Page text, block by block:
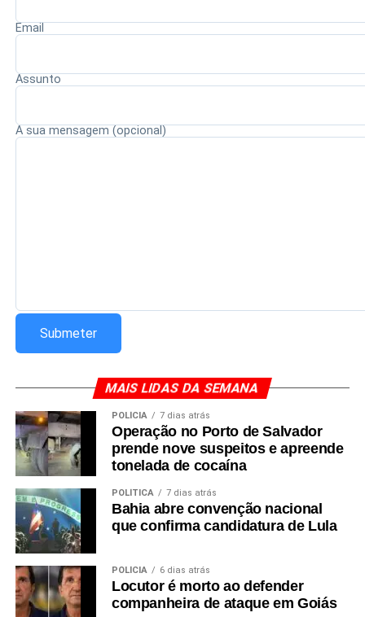
Redação Saiba+
Email
Assunto
A sua mensagem (opcional)
MAIS LIDAS DA SEMANA
POLÍCIA 7 dias atrás
Operação no Porto de Salvador
prende nove suspeitos e apreende
tonelada de cocaína
POLÍTICA 7 dias atrás
Bahia abre convenção nacional
que confirma candidatura de Lula
POLÍCIA 6 dias atrás
Locutor é morto ao defender
companheira de ataque em Goiás